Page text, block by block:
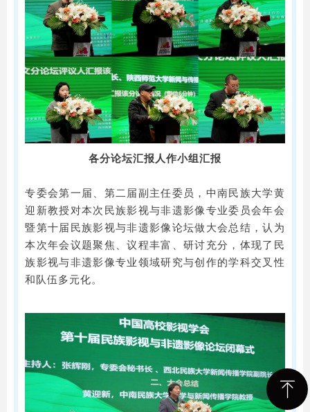
各分论坛汇报人作小组汇报
专委会第一届、第二届副主任委员，中南民族大学黄
迎新教授对本次民族影视与非遗影像专业委员会年会
暨第十届民族影视与非遗影像论坛做大会总结，认为
本次年会议题聚焦、议程丰富、研讨充分，体现了民
族影视与非遗影像专业领域研究与创作的学科交叉性
和队伍多元化。
ꁸ